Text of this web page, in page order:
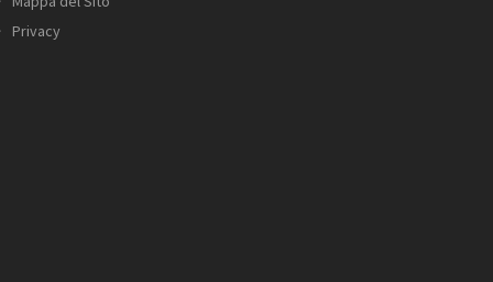
Privacy